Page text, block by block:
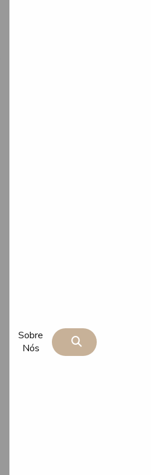
Sobre
Nós